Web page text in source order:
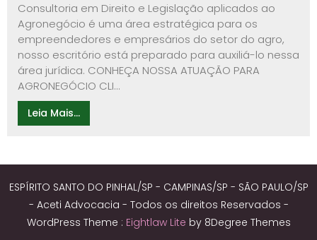
Consultoria em Direito e Legislação aplicados ao
Agronegócio é uma área estratégica para os
empreendedores e empresários do setor do agro,
nosso escritório está preparado para auxiliá-lo nessa
área jurídica. CONHEÇA NOSSA ATUAÇÃO PARA
AGRONEGÓCIO CLI...
Leia Mais...
ESPÍRITO SANTO DO PINHAL/SP - CAMPINAS/SP - SÃO PAULO/SP
- Aceti Advocacia - Todos os direitos Reservados -
WordPress Theme : Eightlaw Lite by 8Degree Themes